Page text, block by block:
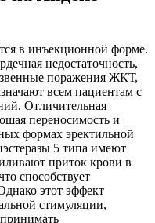
в инъекционной форме.
недостаточность,
поражения ЖКТ,
всем пациентам с
Отличительная
переносимость и
формах эректильной
5 типа имеют
приток крови в
способствует
этот эффект
стимуляции,